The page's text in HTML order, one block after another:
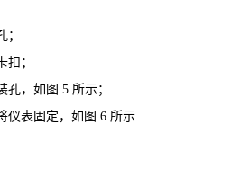
；
扣 ；
孔， 如 图 5 所示；
仪表 固 定 ， 如 图 6 所示